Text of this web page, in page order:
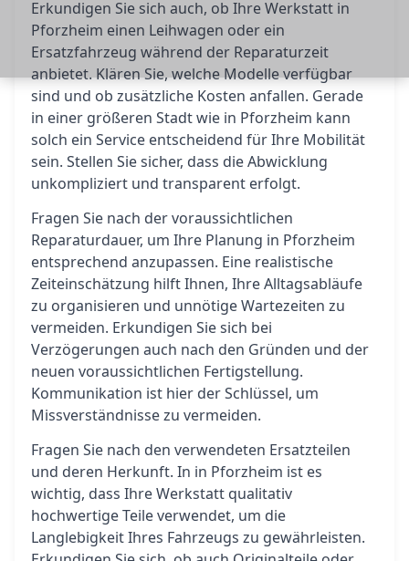
Erkundigen Sie sich auch, ob Ihre Werkstatt in
Pforzheim einen Leihwagen oder ein
Ersatzfahrzeug während der Reparaturzeit
anbietet. Klären Sie, welche Modelle verfügbar
sind und ob zusätzliche Kosten anfallen. Gerade
in einer größeren Stadt wie in Pforzheim kann
solch ein Service entscheidend für Ihre Mobilität
sein. Stellen Sie sicher, dass die Abwicklung
unkompliziert und transparent erfolgt.
Fragen Sie nach der voraussichtlichen
Reparaturdauer, um Ihre Planung in Pforzheim
entsprechend anzupassen. Eine realistische
Zeiteinschätzung hilft Ihnen, Ihre Alltagsabläufe
zu organisieren und unnötige Wartezeiten zu
vermeiden. Erkundigen Sie sich bei
Verzögerungen auch nach den Gründen und der
neuen voraussichtlichen Fertigstellung.
Kommunikation ist hier der Schlüssel, um
Missverständnisse zu vermeiden.
Fragen Sie nach den verwendeten Ersatzteilen
und deren Herkunft. In in Pforzheim ist es
wichtig, dass Ihre Werkstatt qualitativ
hochwertige Teile verwendet, um die
Langlebigkeit Ihres Fahrzeugs zu gewährleisten.